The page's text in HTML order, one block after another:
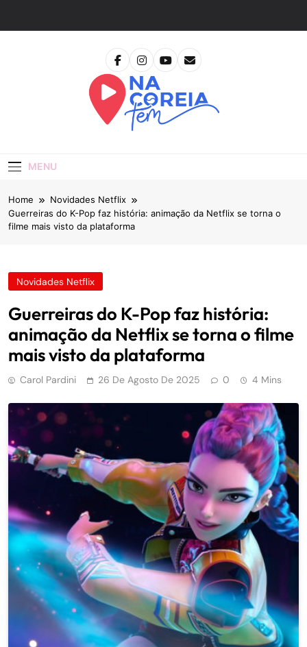
MENU
Home
Novidades Netflix
Guerreiras do K-Pop faz história: animação da Netflix se torna o
filme mais visto da plataforma
Novidades Netflix
Guerreiras do K-Pop faz história:
animação da Netflix se torna o filme
mais visto da plataforma
Carol Pardini 26 De Agosto De 2025 0 4 Mins